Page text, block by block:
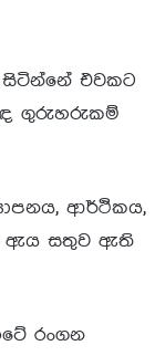
එවකට
ගුරුහරුකම්
ආර්ථිකය,
ඇය සතුව ඇති
රංගන